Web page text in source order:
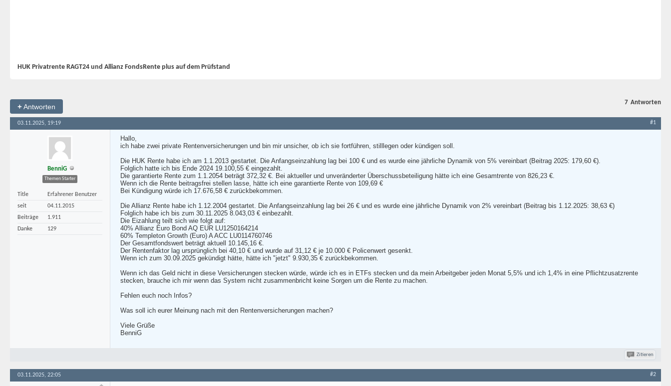
HUK Privatrente RAGT24 und Allianz FondsRente plus auf dem Prüfstand
+Antworten
7 Antworten
03.11.2025, 19:19 #1
BenniG
Themen Starter
Title
Erfahrener Benutzer
seit
04.11.2015
Beiträge
1.911
Danke
129
Hallo,
ich habe zwei private Rentenversicherungen und bin mir unsicher, ob ich sie fortführen, stilllegen oder kündigen soll.
Die HUK Rente habe ich am 1.1.2013 gestartet. Die Anfangseinzahlung lag bei 100 € und es wurde eine jährliche Dynamik von 5% vereinbart (Beitrag 2025: 179,60 €).
Folglich hatte ich bis Ende 2024 19.100,55 € eingezahlt.
Die garantierte Rente zum 1.1.2054 beträgt 372,32 €. Bei aktueller und unveränderter Überschussbeteiligung hätte ich eine Gesamtrente von 826,23 €.
Wenn ich die Rente beitragsfrei stellen lasse, hätte ich eine garantierte Rente von 109,69 €
Bei Kündigung würde ich 17.676,58 € zurückbekommen.
Die Allianz Rente habe ich 1.12.2004 gestartet. Die Anfangseinzahlung lag bei 26 € und es wurde eine jährliche Dynamik von 2% vereinbart (Beitrag bis 1.12.2025: 38,63 €)
Folglich habe ich bis zum 30.11.2025 8.043,03 € einbezahlt.
Die Eizahlung teilt sich wie folgt auf:
40% Allianz Euro Bond AQ EUR LU1250164214
60% Templeton Growth (Euro) A ACC LU0114760746
Der Gesamtfondswert beträgt aktuell 10.145,16 €.
Der Rentenfaktor lag ursprünglich bei 40,10 € und wurde auf 31,12 € je 10.000 € Policenwert gesenkt.
Wenn ich zum 30.09.2025 gekündigt hätte, hätte ich "jetzt" 9.930,35 € zurückbekommen.
Wenn ich das Geld nicht in diese Versicherungen stecken würde, würde ich es in ETFs stecken und da mein Arbeitgeber jeden Monat 5,5% und ich 1,4% in eine Pflichtzusatzrente
stecken, brauche ich mir wenn das System nicht zusammenbricht keine Sorgen um die Rente zu machen.
Fehlen euch noch Infos?
Was soll ich eurer Meinung nach mit den Rentenversicherungen machen?
Viele Grüße
BenniG
Zitieren
03.11.2025, 22:05 #2